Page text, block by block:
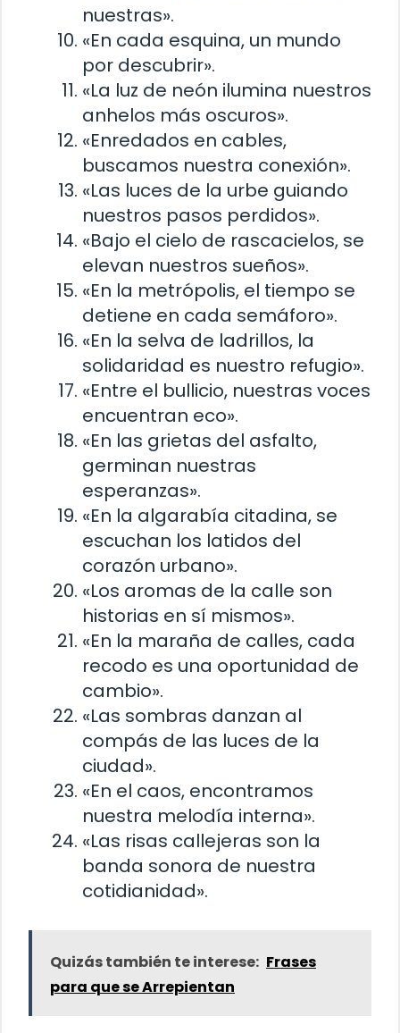
nuestras».
«En cada esquina, un mundo
por descubrir».
«La luz de neón ilumina nuestros
anhelos más oscuros».
«Enredados en cables,
buscamos nuestra conexión».
«Las luces de la urbe guiando
nuestros pasos perdidos».
«Bajo el cielo de rascacielos, se
elevan nuestros sueños».
«En la metrópolis, el tiempo se
detiene en cada semáforo».
«En la selva de ladrillos, la
solidaridad es nuestro refugio».
«Entre el bullicio, nuestras voces
encuentran eco».
«En las grietas del asfalto,
germinan nuestras
esperanzas».
«En la algarabía citadina, se
escuchan los latidos del
corazón urbano».
«Los aromas de la calle son
historias en sí mismos».
«En la maraña de calles, cada
recodo es una oportunidad de
cambio».
«Las sombras danzan al
compás de las luces de la
ciudad».
«En el caos, encontramos
nuestra melodía interna».
«Las risas callejeras son la
banda sonora de nuestra
cotidianidad».
Quizás también te interese: Frases
para que se Arrepientan